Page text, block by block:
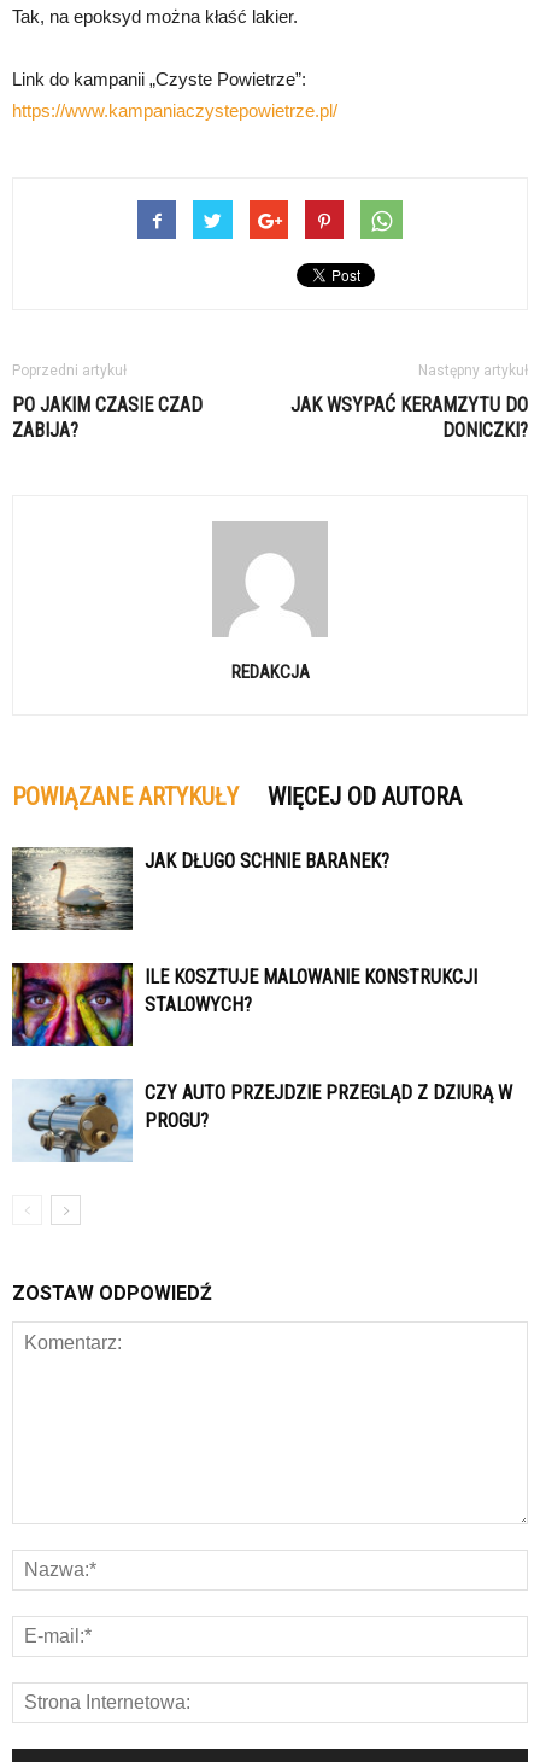
Tak, na epoksyd można kłaść lakier.
Link do kampanii „Czyste Powietrze”:
https://www.kampaniaczystepowietrze.pl/
Poprzedni artykuł
PO JAKIM CZASIE CZAD
ZABIJA?
Następny artykuł
JAK WSYPAĆ KERAMZYTU DO
DONICZKI?
REDAKCJA
POWIĄZANE ARTYKUŁY WIĘCEJ OD AUTORA
JAK DŁUGO SCHNIE BARANEK?
ILE KOSZTUJE MALOWANIE KONSTRUKCJI
STALOWYCH?
CZY AUTO PRZEJDZIE PRZEGLĄD Z DZIURĄ W
PROGU?
ZOSTAW ODPOWIEDŹ